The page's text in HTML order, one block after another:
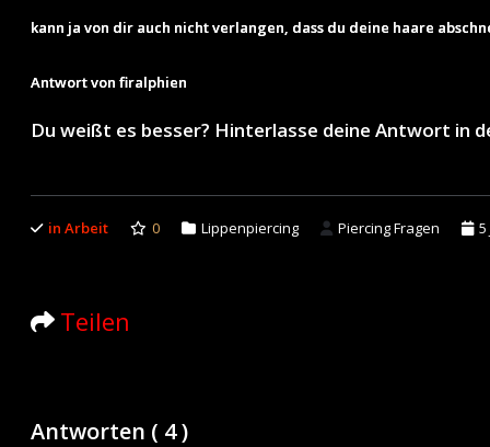
kann ja von dir auch nicht verlangen, dass du deine haare
Antwort von firalphien
Du weißt es besser? Hinterlasse deine Antwort in
in Arbeit 0 Lippenpiercing Piercing Fragen 5
Teilen
Antworten ( 4)